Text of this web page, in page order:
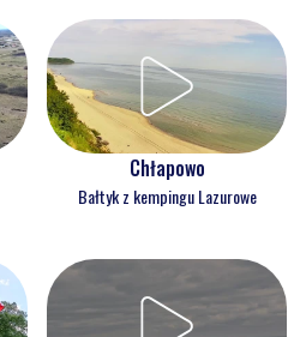
Chłapowo
Bałtyk z kempingu Lazurowe